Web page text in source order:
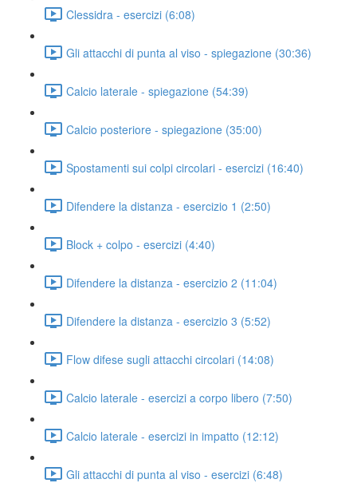
Clessidra - esercizi (6:08)
Gli attacchi di punta al viso - spiegazione (30:36)
Calcio laterale - spiegazione (54:39)
Calcio posteriore - spiegazione (35:00)
Spostamenti sui colpi circolari - esercizi (16:40)
Difendere la distanza - esercizio 1 (2:50)
Block + colpo - esercizi (4:40)
Difendere la distanza - esercizio 2 (11:04)
Difendere la distanza - esercizio 3 (5:52)
Flow difese sugli attacchi circolari (14:08)
Calcio laterale - esercizi a corpo libero (7:50)
Calcio laterale - esercizi in impatto (12:12)
Gli attacchi di punta al viso - esercizi (6:48)